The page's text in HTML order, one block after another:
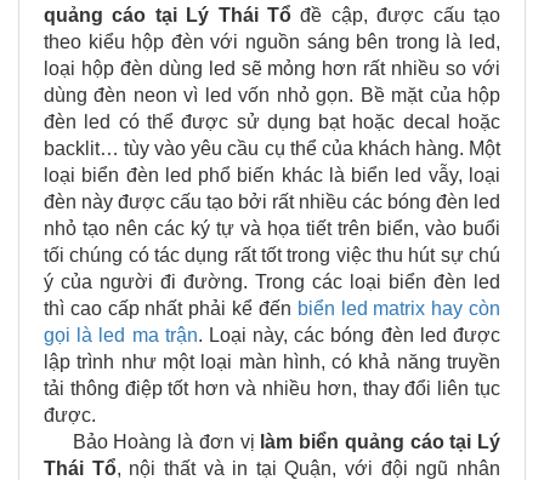
quảng cáo tại Lý Thái Tổ đề cập, được cấu tạo
theo kiểu hộp đèn với nguồn sáng bên trong là led,
loại hộp đèn dùng led sẽ mỏng hơn rất nhiều so với
dùng đèn neon vì led vốn nhỏ gọn. Bề mặt của hộp
đèn led có thể được sử dụng bạt hoặc decal hoặc
backlit… tùy vào yêu cầu cụ thể của khách hàng. Một
loại biển đèn led phổ biến khác là biển led vẫy, loại
đèn này được cấu tạo bởi rất nhiều các bóng đèn led
nhỏ tạo nên các ký tự và họa tiết trên biển, vào buổi
tối chúng có tác dụng rất tốt trong việc thu hút sự chú
ý của người đi đường. Trong các loại biển đèn led
thì cao cấp nhất phải kể đến biển led matrix hay còn
gọi là led ma trận. Loại này, các bóng đèn led được
lập trình như một loại màn hình, có khả năng truyền
tải thông điệp tốt hơn và nhiều hơn, thay đổi liên tục
được.
Bảo Hoàng là đơn vị làm biển quảng cáo tại Lý
Thái Tổ, nội thất và in tại Quận, với đội ngũ nhân